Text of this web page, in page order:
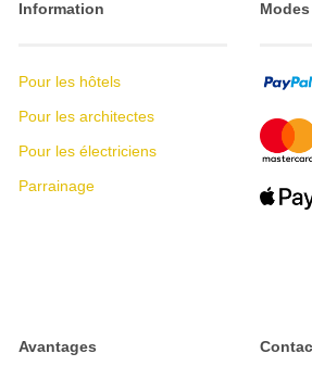
Information
Pour les hôtels
Pour les architectes
Pour les électriciens
Parrainage
Avantages